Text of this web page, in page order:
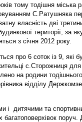
тому тодішня міська
С.Ратушняка
власність дві
території, за
з січня 2012 року.
про 6 соток із 9, які
с.Сторожниця для
на родини
відділу
і дитячими та
поруч.